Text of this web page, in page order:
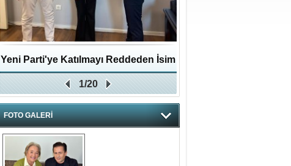
Yeni Parti'ye Katılmayı Reddeden İsim
Zafer Partisi'ne katıldı
1/20
FOTO GALERİ